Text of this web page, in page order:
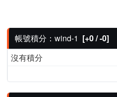
帳號積分：wind-1 [+0 / -0]
沒有積分